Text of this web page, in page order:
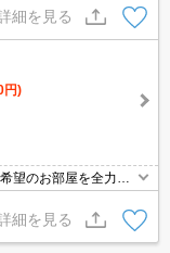
細を見る
円)
望のお部屋を全力で
細を見る